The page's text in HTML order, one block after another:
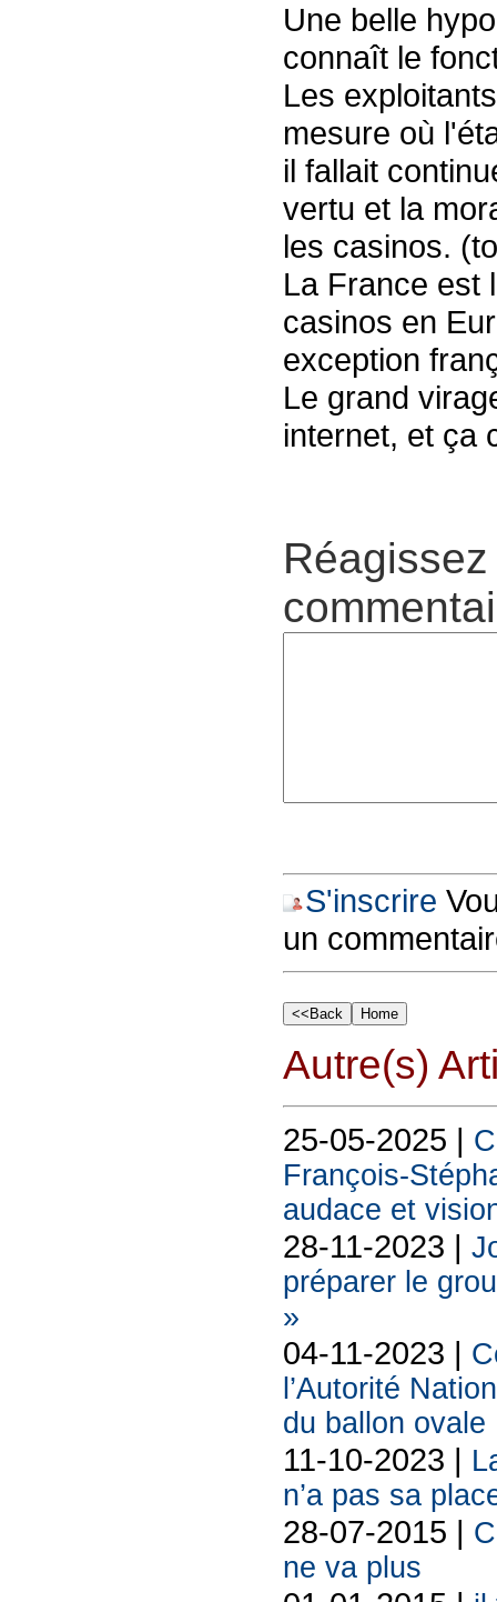
Une belle
connaît le
Les
mesure où
il fallait
vertu et la
les casinos.
La France est
casinos en
exception
Le grand
internet, et ça
S'inscrire
un
Autre(s)
25-05-2025 |
François-
audace et
28-11-2023 |
préparer le
»
04-11-2023 |
l’Autorité
du ballon ovale
11-10-2023 |
n’a pas sa
28-07-2015 |
ne va plus